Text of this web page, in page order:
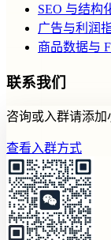
SEO 与结构
广告与利润
商品数据与
联系我们
咨询或入群请添加
查看入群方式